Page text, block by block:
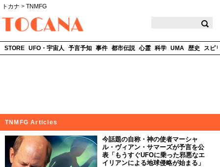
トカナ > TNMFG
STORE UFO・宇宙人 予言予知 事件 都市伝説 心霊 科学 UMA 歴史 スピ
TNMFG Articles
今話題の自称・神の使者マーシャ
ル・ヴィアン・サマーズが予言を公
表「もうすぐUFOに乗った邪悪なエ
イリアンによる地球侵略が始まる」